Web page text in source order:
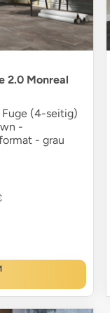
2.0 Monreal
(4-seitig)
-
- grau